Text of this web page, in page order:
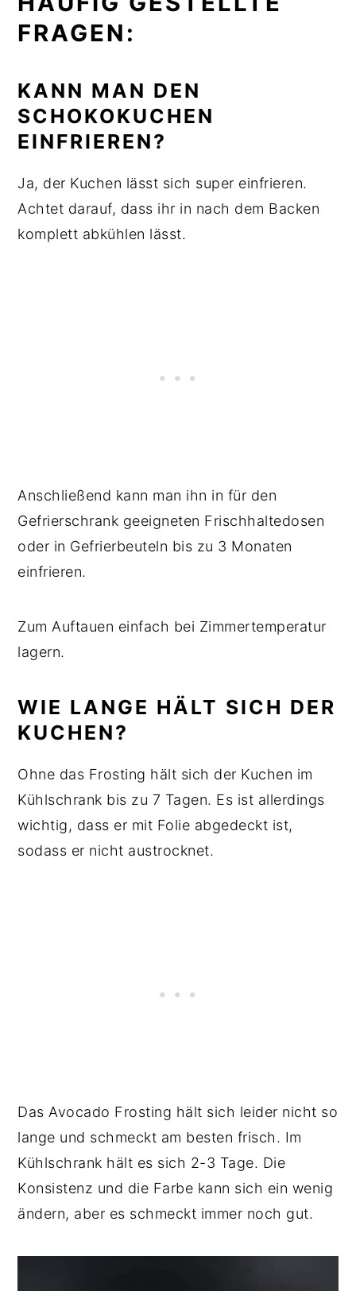
FRAGEN:
KANN MAN DEN
SCHOKOKUCHEN
EINFRIEREN?
Ja, der Kuchen lässt sich super einfrieren.
Achtet darauf, dass ihr in nach dem Backen
komplett abkühlen lässt.
Anschließend kann man ihn in für den
Gefrierschrank geeigneten Frischhaltedosen
oder in Gefrierbeuteln bis zu 3 Monaten
einfrieren.
Zum Auftauen einfach bei Zimmertemperatur
lagern.
WIE LANGE HÄLT SICH DER
KUCHEN?
Ohne das Frosting hält sich der Kuchen im
Kühlschrank bis zu 7 Tagen. Es ist allerdings
wichtig, dass er mit Folie abgedeckt ist,
sodass er nicht austrocknet.
Das Avocado Frosting hält sich leider nicht so
lange und schmeckt am besten frisch. Im
Kühlschrank hält es sich 2-3 Tage. Die
Konsistenz und die Farbe kann sich ein wenig
ändern, aber es schmeckt immer noch gut.